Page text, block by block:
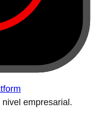
empresarial.